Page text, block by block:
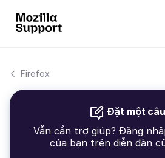
Firefox
Đặt một
Vẫn cần trợ giúp? Đăng
của bạn trên diễn đàn